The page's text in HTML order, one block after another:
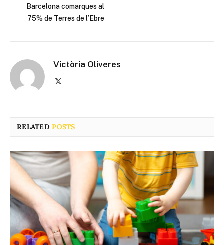
Barcelona comarques al
75% de Terres de l’Ebre
Victòria Oliveres
RELATEDPOSTS